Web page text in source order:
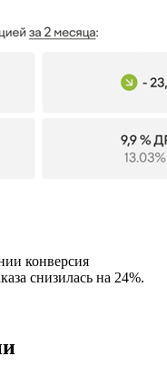
конверсия
снизилась на 24%.